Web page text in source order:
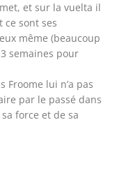
et sur la vuelta il
sont ses
même (beaucoup
semaines pour
Froome lui n’a pas
par le passé dans
force et de sa